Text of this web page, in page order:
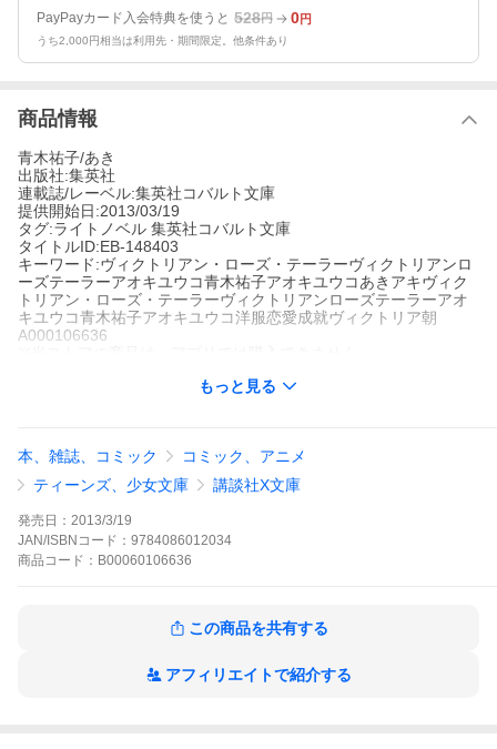
PayPayカード入会特典を使うと 528円 0円
うち2,000円相当は利用先・期間限定。他条件あり
商品情報
青木祐子/あき
出版社:集英社
連載誌/レーベル:集英社コバルト文庫
提供開始日:2013/03/19
タグ:ライトノベル 集英社コバルト文庫
タイトルID:EB-148403
キーワード:ヴィクトリアン・ローズ・テーラーヴィクトリアンロ
ーズテーラーアオキユウコ青木祐子アオキユウコあきアキヴィク
トリアン・ローズ・テーラーヴィクトリアンローズテーラーアオ
キユウコ青木祐子アオキユウコ洋服恋愛成就ヴィクトリア朝
A000106636
ロックとの恋をゆっくりと育てていた。だがある日『薔薇色』に
謎の男ギルレイが現れ、シリルという女性のドレスを注文する。
クリスは採寸のためひとりでロンドンを訪れるが、指定されたの
はかつての『薔薇色』があった場所のすぐ近くだった。女優だと
いうシリルに振り回されるうち、闇のドレスに近づいていくクリ
ス。シャーロックも闇のドレスの真相を追って…!?
ヴィクトリアン・ローズ・テーラーの作品をもっと見る
もっと見る
本、雑誌、コミック
コミック、アニメ
ティーンズ、少女文庫
講談社X文庫
発売日： 2013/3/19
JAN/ISBNコード： 9784086012034
商品 コード： B00060106636
この商品を共有する
アフィリエイトで紹介する